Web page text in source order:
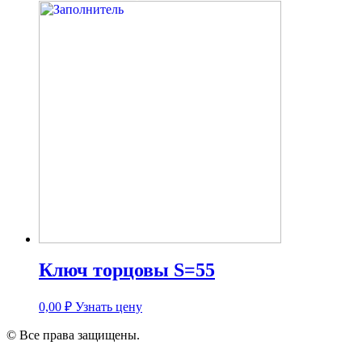
Ключ торцовы S=55
0,00 ₽ Узнать цену
© Все права защищены.